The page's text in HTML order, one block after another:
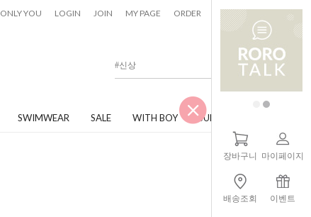
ONLY YOU LOGIN JOIN MY PAGE ORDER CART 0
SWIMWEAR SALE WITH BOY JUNIOR
장바구니 마이페이지
배송조회 이벤트